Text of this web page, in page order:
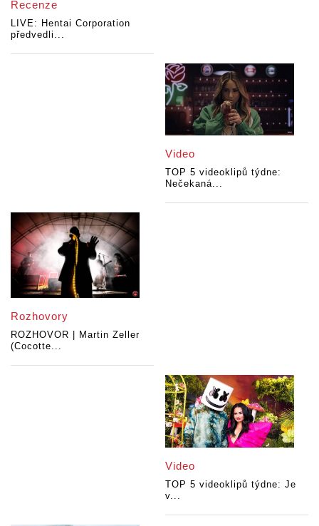
Recenze
LIVE: Hentai Corporation
předvedli...
Video
TOP 5 videoklipů týdne:
Nečekaná...
Rozhovory
ROZHOVOR | Martin Zeller
(Cocotte...
Video
TOP 5 videoklipů týdne: Je
v...